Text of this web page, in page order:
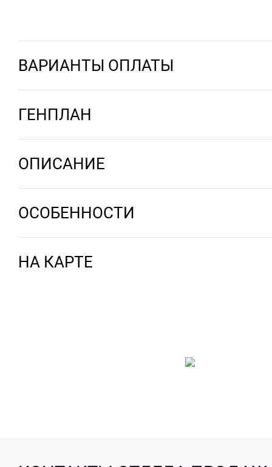
ВАРИАНТЫ ОПЛАТЫ
ГЕНПЛАН
ОПИСАНИЕ
ОСОБЕННОСТИ
НА КАРТЕ